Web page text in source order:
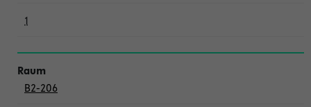
1
B2-206